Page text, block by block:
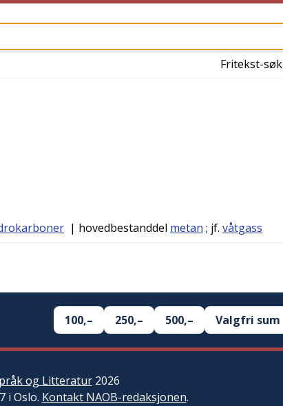
Fritekst-søk
| hovedbestanddel metan ; jf. våtgass
100,– 250,– 500,– Valgfri sum
og Litteratur2026
i Oslo. Kontakt NAOB-redaksjonen.